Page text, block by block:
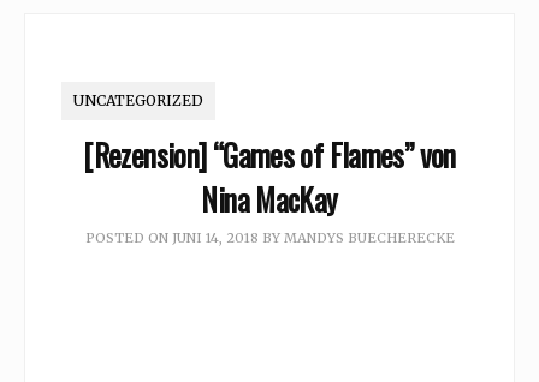
UNCATEGORIZED
[Rezension] “Games of Flames” von
Nina MacKay
POSTED ON JUNI 14, 2018 BY MANDYS BUECHERECKE